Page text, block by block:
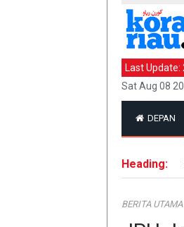
Last Update:
Sat Aug 08
DEPAN
Heading:
143 Hotspot Terdeteksi di
BERITA UTAMA